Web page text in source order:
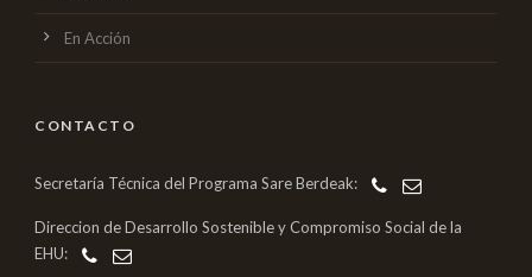
En Acción
CONTACTO
Secretaría Técnica del Programa Sare Berdeak:
Direccion de Desarrollo Sostenible y Compromiso Social de la
EHU: